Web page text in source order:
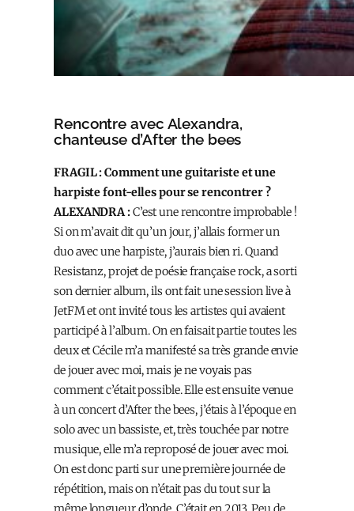
Rencontre avec Alexandra,
chanteuse d’After the bees
FRAGIL : Comment une guitariste et une
harpiste font-elles pour se rencontrer ?
ALEXANDRA :C’est une rencontre improbable !
Si on m’avait dit qu’un jour, j’allais former un
duo avec une harpiste, j’aurais bien ri. Quand
Resistanz, projet de poésie française rock, a sorti
son dernier album, ils ont fait une session live à
JetFM et ont invité tous les artistes qui avaient
participé à l’album. On en faisait partie toutes les
deux et Cécile m’a manifesté sa très grande envie
de jouer avec moi, mais je ne voyais pas
comment c’était possible. Elle est ensuite venue
à un concert d’After the bees, j’étais à l’époque en
solo avec un bassiste, et, très touchée par notre
musique, elle m’a reproposé de jouer avec moi.
On est donc parti sur une première journée de
répétition, mais on n’était pas du tout sur la